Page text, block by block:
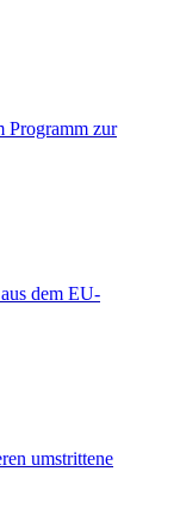
Programm zur
dem EU-
umstrittene